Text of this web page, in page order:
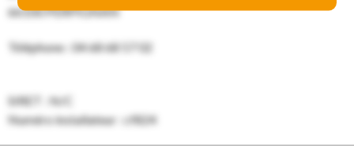
66100 PERPIGNAN
Téléphone : 04 68 68 57 02
SIRET : N/C
Numéro installateur : cf824